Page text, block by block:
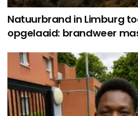
Natuurbrand in Limburg
opgelaaid: brandweer